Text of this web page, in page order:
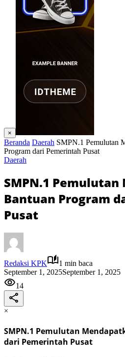
×
Beranda Daerah SMPN.1 Pemulutan
Program dari Pemerintah Pusat
Daerah
SMPN.1
Bantuan Program
Pusat
Redaksi KPK
1 min baca
September 1, 2025September 1, 2025
14
×
SMPN.1 Pemulutan
dari Pemerintah Pusat